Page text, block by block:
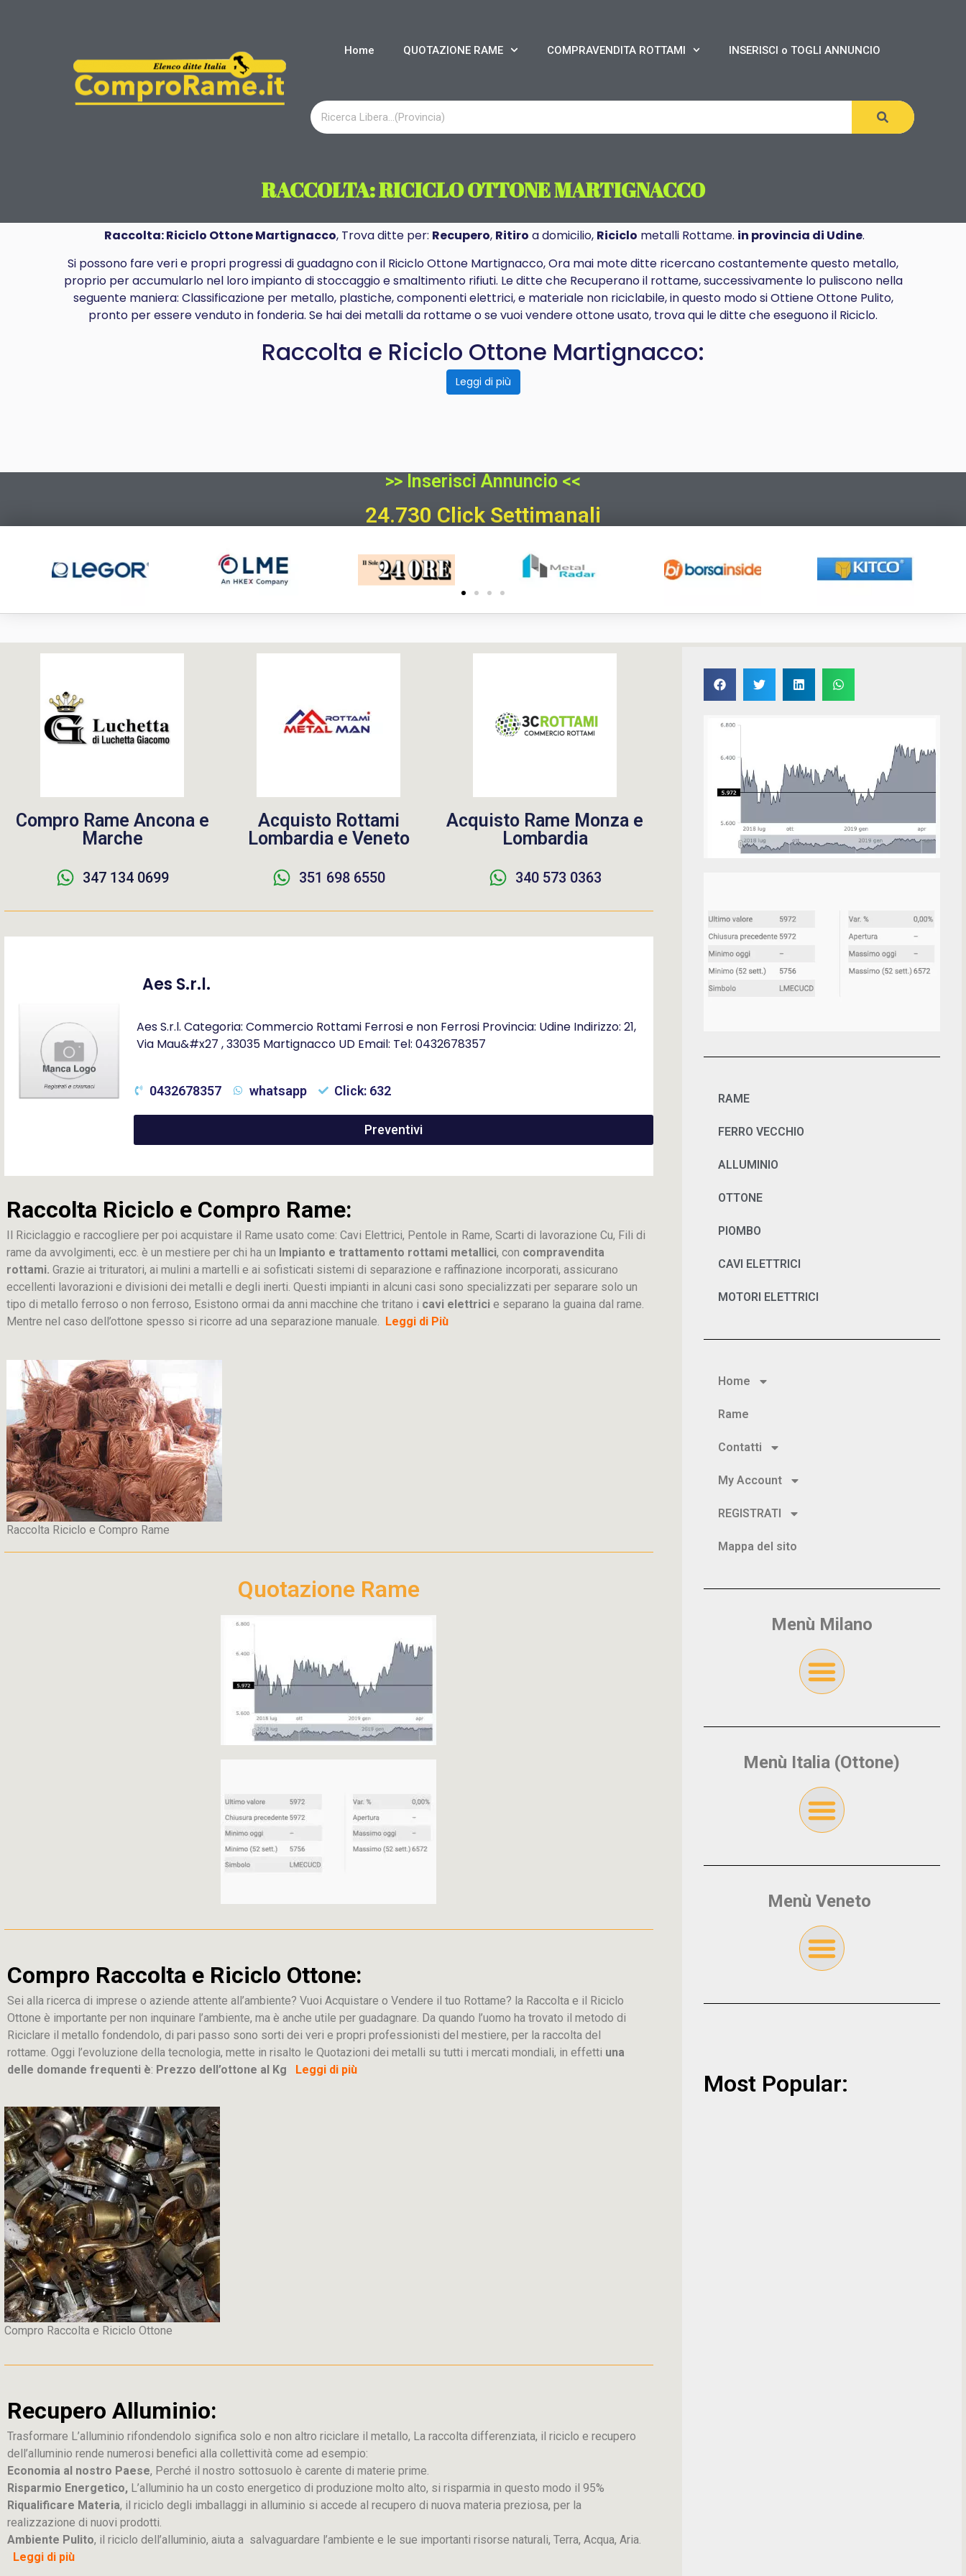
Home QUOTAZIONE RAME COMPRAVENDITA ROTTAMI INSERISCI o TOGLI ANNUNCIO
RACCOLTA: RICICLO OTTONE MARTIGNACCO
Raccolta: Riciclo Ottone Martignacco, Trova ditte per: Recupero, Ritiro a domicilio, Riciclo metalli Rottame. in provincia di Udine.
Si possono fare veri e propri progressi diguadagnocon il Riciclo Ottone Martignacco, Ora mai mote ditte ricercano costantemente questo metallo,
proprio per accumularlo nel loro impianto di stoccaggio e smaltimento rifiuti. Le ditte che Recuperano il rottame, successivamente lo puliscono nella
seguente maniera: Classificazione per metallo, plastiche, componenti elettrici, e materiale non riciclabile, in questo modo si Ottiene Ottone Pulito,
pronto per essere venduto in fonderia. Se hai dei metalli da rottame o se vuoi vendere ottone usato, trova qui le ditte che eseguono il Riciclo.
Raccolta e Riciclo Ottone Martignacco:
Leggi di più
>> Inserisci Annuncio <<
24.730 Click Settimanali
Compro Rame Ancona e
Marche
347 134 0699
Acquisto Rottami
Lombardia e Veneto
351 698 6550
Acquisto Rame Monza e
Lombardia
340 573 0363
Aes S.r.l.
Aes S.r.l. Categoria: Commercio Rottami Ferrosi e non Ferrosi Provincia: Udine Indirizzo: 21,
Via Mau&#x27 , 33035 Martignacco UD Email: Tel: 0432678357
0432678357 whatsapp Click: 632
Preventivi
Raccolta Riciclo e Compro Rame:
Il Riciclaggio e raccogliere per poi acquistare il Rame usato come: Cavi Elettrici, Pentole in Rame, Scarti di lavorazione Cu, Fili di
rame da avvolgimenti, ecc. è un mestiere per chi ha un Impianto e trattamento rottami metallici, con compravendita
rottami. Grazie ai trituratori, ai mulini a martelli e ai sofisticati sistemi di separazione e raffinazione incorporati, assicurano
eccellenti lavorazioni e divisioni dei metalli e degli inerti. Questi impianti in alcuni casi sono specializzati per separare solo un
tipo di metallo ferroso o non ferroso, Esistono ormai da anni macchine che tritano i cavi elettrici e separano la guaina dal rame.
Mentre nel caso dell’ottone spesso si ricorre ad una separazione manuale.
Leggi di Più
Raccolta Riciclo e Compro Rame
Quotazione Rame
Compro Raccolta e Riciclo Ottone:
Sei alla ricerca di imprese o aziende attente all’ambiente? Vuoi Acquistare o Vendere il tuo Rottame? la Raccolta e il Riciclo
Ottone è importante per non inquinare l’ambiente, ma è anche utile per guadagnare. Da quando l’uomo ha trovato il metodo di
Riciclare il metallo fondendolo, di pari passo sono sorti dei veri e propri professionisti del mestiere, per la raccolta del
rottame. Oggi l’evoluzione della tecnologia, mette in risalto le Quotazioni dei metalli su tutti i mercati mondiali, in effetti una
delle domande frequenti è: Prezzo dell’ottone al Kg Leggi di più
Compro Raccolta e Riciclo Ottone
Recupero Alluminio:
Trasformare L’alluminio rifondendolo significa solo e non altro riciclare il metallo, La raccolta differenziata, il riciclo e recupero
dell’alluminio rende numerosi benefici alla collettività come ad esempio:
Economia al nostro Paese, Perché il nostro sottosuolo è carente di materie prime.
Risparmio Energetico, L’alluminio ha un costo energetico di produzione molto alto, si risparmia in questo modo il 95%
Riqualificare Materia, il riciclo degli imballaggi in alluminio si accede al recupero di nuova materia preziosa, per la
realizzazione di nuovi prodotti.
Ambiente Pulito, il riciclo dell’alluminio, aiuta a salvaguardare l’ambiente e le sue importanti risorse naturali, Terra, Acqua, Aria.
Leggi di più
RAME
FERRO VECCHIO
ALLUMINIO
OTTONE
PIOMBO
CAVI ELETTRICI
MOTORI ELETTRICI
Home
Rame
Contatti
My Account
REGISTRATI
Mappa del sito
Menù Milano
Menù Italia (Ottone)
Menù Veneto
Most Popular: